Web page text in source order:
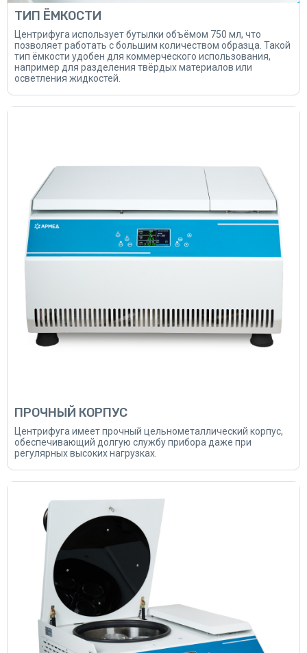
ТИП ЁМКОСТИ
Центрифуга использует бутылки объёмом 750 мл, что
позволяет работать с большим количеством образца. Такой
тип ёмкости удобен для коммерческого использования,
например для разделения твёрдых материалов или
осветления жидкостей.
ПРОЧНЫЙ КОРПУС
Центрифуга имеет прочный цельнометаллический корпус,
обеспечивающий долгую службу прибора даже при
регулярных высоких нагрузках.